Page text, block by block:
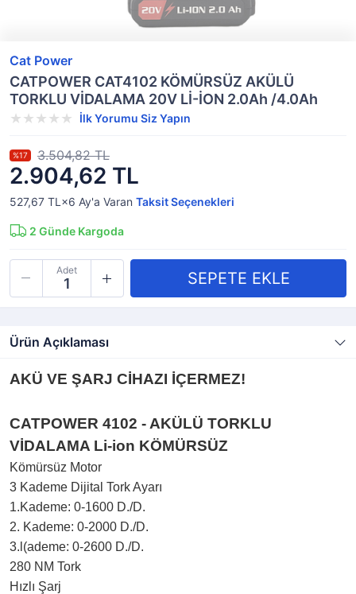
Cat Power
CATPOWER CAT4102 KÖMÜRSÜZ AKÜLÜ
TORKLU VİDALAMA 20V Lİ-İON 2.0Ah /4.0Ah
İlk Yorumu Siz Yapın
2.904,62 TL
%17 3.504,82 TL
527,67 TL×6 Ay'a Varan Taksit Seçenekleri
2 Günde Kargoda
Adet
Ürün Açıklaması
AKÜ VE ŞARJ CİHAZI İÇERMEZ!
CATPOWER 4102 - AKÜLÜ TORKLU
VİDALAMA Li-ion KÖMÜRSÜZ
Kömürsüz Motor
3 Kademe Dijital Tork Ayarı
1.Kademe: 0-1600 D./D.
2. Kademe: 0-2000 D./D.
3.l(ademe: 0-2600 D./D.
280 NM Tork
Hızlı Şarj